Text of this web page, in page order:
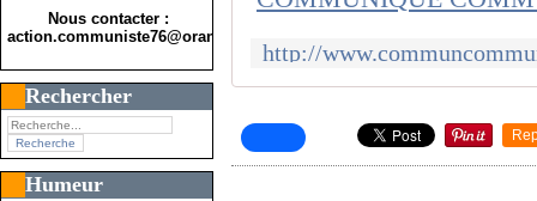
Nous contacter :
action.communiste76@orange.fr>
Rechercher
Humeur